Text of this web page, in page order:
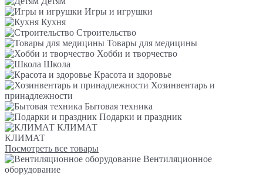
Игры и игрушки
Кухня
Строительство
Товары для медицины
Хобби и творчество
Школа
Красота и здоровье
Хозинвентарь и
принадлежности
Бытовая техника
Подарки и праздник
КЛИМАТ
КЛИМАТ
Посмотреть все товары
Вентиляционное
оборудование